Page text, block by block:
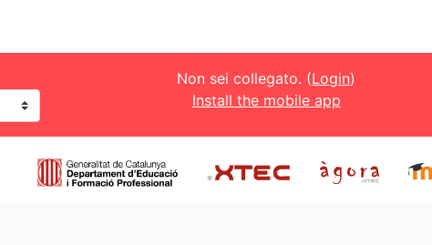
Non sei collegato. (Login)
Install the mobile app